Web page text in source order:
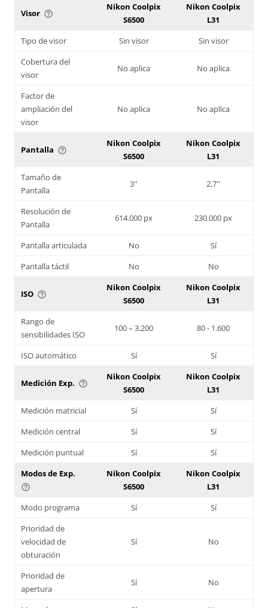
Visor help_outline
Nikon Coolpix
S6500
Nikon Coolpix
L31
Tipo de visor
Sin visor
Sin visor
Cobertura del
visor
No aplica No aplica
Factor de
ampliación del
visor
No aplica No aplica
Pantalla help_outline
Nikon Coolpix
S6500
Nikon Coolpix
L31
Tamaño de
Pantalla
3'' 2,7''
Resolución de
Pantalla
614.000 px 230.000 px
Pantalla articulada No
Sí
Pantalla táctil
No No
ISO help_outline
Nikon Coolpix
S6500
Nikon Coolpix
L31
Rango de
sensibilidades ISO
100 – 3.200 80 - 1.600
ISO automático Sí Sí
Medición Exp. help_outline
Nikon Coolpix
S6500
Nikon Coolpix
L31
Medición matricial
Sí
Sí
Medición central
Sí
Sí
Medición puntual
Sí
Sí
Modos de Exp.
help_outline
Nikon Coolpix
S6500
Nikon Coolpix
L31
Modo programa
Sí
Sí
Prioridad de
velocidad de
obturación
Sí No
Prioridad de
apertura
Sí No